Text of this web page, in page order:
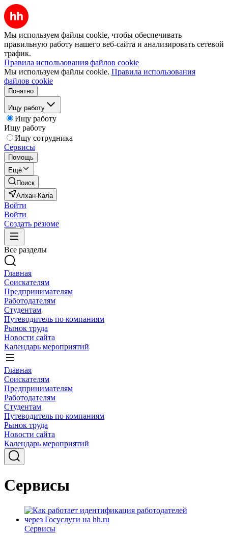
Мы используем файлы cookie, чтобы обеспечивать
правильную работу нашего веб-сайта и анализировать сетевой
трафик.
Правила использования файлов cookie
Мы используем файлы cookie. Правила использования
файлов cookie
Понятно
Ищу работу
Ищу работу
Ищу работу
Ищу сотрудника
Сервисы
Помощь
Ещё
Поиск
Алхан-Кала
Войти
Войти
Создать резюме
Все разделы
Главная
Соискателям
Предпринимателям
Работодателям
Студентам
Путеводитель по компаниям
Рынок труда
Новости сайта
Календарь мероприятий
Главная
Соискателям
Предпринимателям
Работодателям
Студентам
Путеводитель по компаниям
Рынок труда
Новости сайта
Календарь мероприятий
Сервисы
Сервисы